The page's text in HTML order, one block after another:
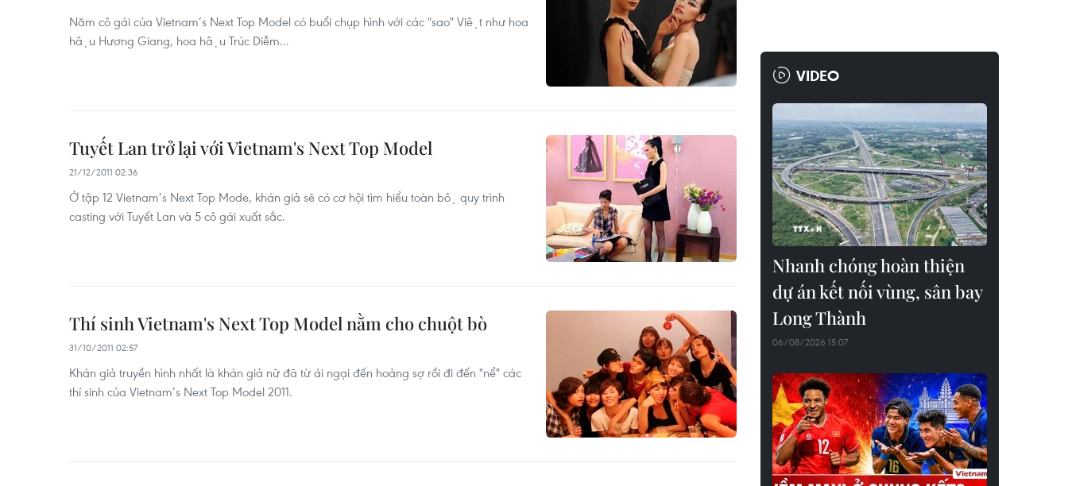
Năm cô gái của Vietnam’s Next Top Model có buổi chụp hình với các "sao" Việt như hoa
hậu Hương Giang, hoa hậu Trúc Diễm...
Tuyết Lan trở lại với Vietnam's Next Top Model
21/12/2011 02:36
Ở tập 12 Vietnam’s Next Top Mode, khán giả sẽ có cơ hội tìm hiểu toàn bộ quy trình
casting với Tuyết Lan và 5 cô gái xuất sắc.
Thí sinh Vietnam's Next Top Model nằm cho chuột bò
31/10/2011 02:57
Khán giả truyền hình nhất là khán giả nữ đã từ ái ngại đến hoảng sợ rồi đi đến "nể" các
thí sinh của Vietnam’s Next Top Model 2011.
VIDEO
Nhanh chóng hoàn thiện
dự án kết nối vùng, sân bay
Long Thành
06/08/2026 15:07